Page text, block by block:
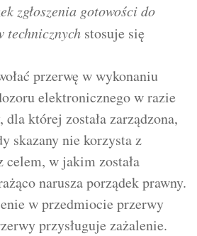
zgłoszenia gotowości do
technicznych stosuje się
przerwę w wykonaniu
elektronicznego w razie
której została zarządzona,
skazany nie korzysta z
celem, w jakim została
narusza porządek prawny.
w przedmiocie przerwy
przysługuje zażalenie.